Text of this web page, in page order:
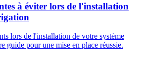
à éviter lors de l'installation
lors de l'installation de votre système
guide pour une mise en place réussie.